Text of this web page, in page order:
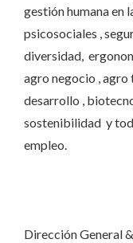
gestión humana en
psicosociales ,
diversidad,
agro negocio ,
desarrollo ,
sostenibilidad y
empleo.
Dirección General